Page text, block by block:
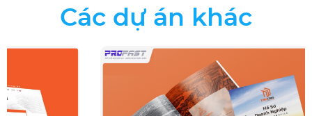
Các dự án khác